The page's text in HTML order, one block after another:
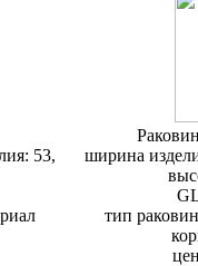
53,
ширина
тип